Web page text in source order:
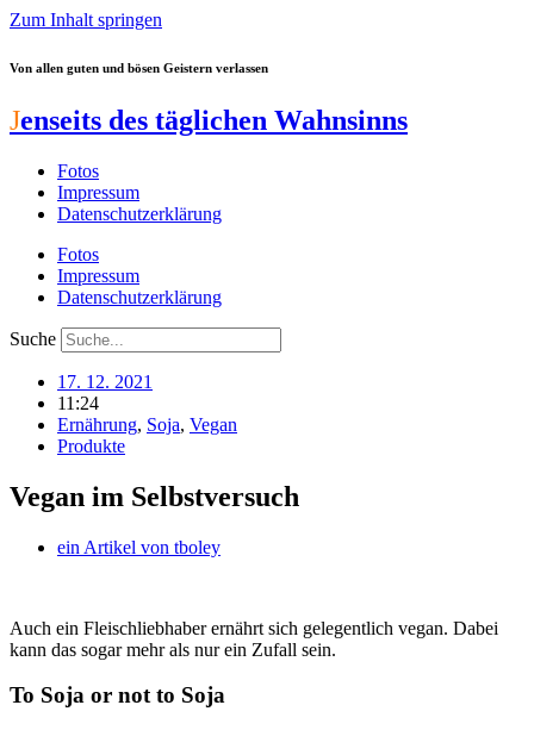
Zum Inhalt springen
Von allen guten und bösen Geistern verlassen
Jenseits des täglichen Wahnsinns
Fotos
Impressum
Datenschutzerklärung
Fotos
Impressum
Datenschutzerklärung
Suche
17. 12. 2021
11:24
Ernährung, Soja, Vegan
Produkte
Vegan im Selbstversuch
ein Artikel von tboley
Auch ein Fleischliebhaber ernährt sich gelegentlich vegan. Dabei
kann das sogar mehr als nur ein Zufall sein.
To Soja or not to Soja